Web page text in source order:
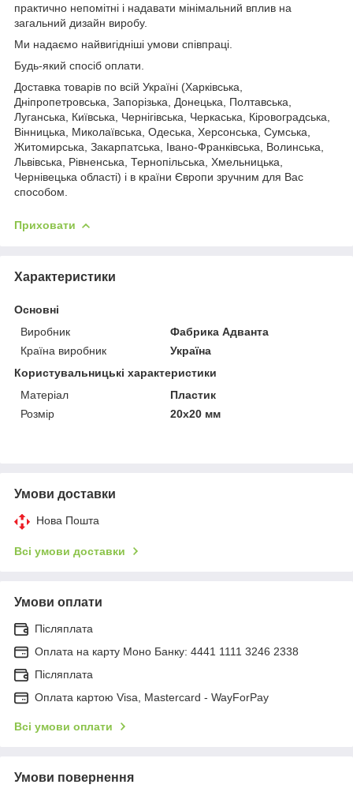
практично непомітні і надавати мінімальний вплив на
загальний дизайн виробу.
Ми надаємо найвигідніші умови співпраці.
Будь-який спосіб оплати.
Доставка товарів по всій Україні (Харківська,
Дніпропетровська, Запорізька, Донецька, Полтавська,
Луганська, Київська, Чернігівська, Черкаська, Кіровоградська,
Вінницька, Миколаївська, Одеська, Херсонська, Сумська,
Житомирська, Закарпатська, Івано-Франківська, Волинська,
Львівська, Рівненська, Тернопільська, Хмельницька,
Чернівецька області) і в країни Європи зручним для Вас
способом.
Приховати
Характеристики
Основні
Виробник
Фабрика Адванта
Країна виробник
Україна
Користувальницькі характеристики
Матеріал
Пластик
Розмір
20х20 мм
Умови доставки
Нова Пошта
Всі умови доставки
Умови оплати
Післяплата
Оплата на карту Моно Банку: 4441 1111 3246 2338
Післяплата
Оплата картою Visa, Mastercard - WayForPay
Всі умови оплати
Умови повернення